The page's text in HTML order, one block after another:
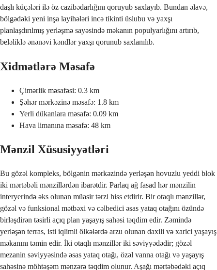
daşlı küçələri ilə öz cazibədarlığını qoruyub saxlayıb. Bundan əlavə,
bölgədəki yeni inşa layihələri incə tikinti üslubu və yaxşı
planlaşdırılmış yerləşmə sayəsində məkanın populyarlığını artırıb,
beləliklə ənənəvi kəndlər yaxşı qorunub saxlanılıb.
Xidmətlərə Məsafə
Çimərlik məsafəsi: 0.3 km
Şəhər mərkəzinə məsafə: 1.8 km
Yerli dükanlara məsafə: 0.09 km
Hava limanına məsafə: 48 km
Mənzil Xüsusiyyətləri
Bu gözəl kompleks, bölgənin mərkəzində yerləşən hovuzlu yeddi blok
iki mərtəbəli mənzillərdən ibarətdir. Parlaq ağ fasad hər mənzilin
interyerində əks olunan müasir tərzi hiss etdirir. Bir otaqlı mənzillər,
gözəl və funksional mətbəxi və cəlbedici əsas yataq otağını özündə
birləşdirən təsirli açıq plan yaşayış sahəsi təqdim edir. Zəmində
yerləşən terras, isti iqlimli ölkələrdə arzu olunan daxili və xarici yaşayış
məkanını təmin edir. İki otaqlı mənzillər iki səviyyədədir; gözəl
mezanin səviyyəsində əsas yataq otağı, özəl vanna otağı və yaşayış
sahəsinə möhtəşəm mənzərə təqdim olunur. Aşağı mərtəbədəki açıq